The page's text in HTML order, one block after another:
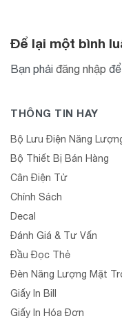
Để lại một bình
Bạn phải đăng nhập
THÔNG TIN HAY
Bộ Lưu Điện Năng
Bộ Thiết Bị Bán Hàng
Cân Điện Tử
Chính Sách
Decal
Đánh Giá & Tư Vấn
Đầu Đọc Thẻ
Đèn Năng Lượng Mặt
Giấy In Bill
Giấy In Hóa Đơn